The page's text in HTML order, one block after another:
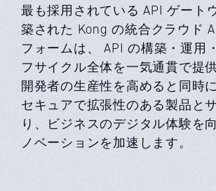
最も採用されている API ゲート
築された Kong の統合クラウド
フォームは、 API の構築・運用
フサイクル全体を一気通貫で提
開発者の生産性を高めると同時
セキュアで拡張性のある製品と
り、ビジネスのデジタル体験を
ノベーションを加速します。